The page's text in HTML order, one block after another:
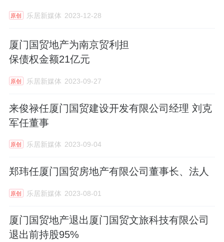
原创 乐居新媒体 2023-12-28
厦门国贸地产为南京贸利担
保债权金额21亿元
原创 乐居新媒体 2023-09-27
来俊禄任厦门国贸建设开发有限公司经理 刘克
军任董事
原创 乐居新媒体 2023-09-04
郑玮任厦门国贸房地产有限公司董事长、法人
原创 乐居新媒体 2023-08-01
厦门国贸地产退出厦门国贸文旅科技有限公司
退出前持股95%